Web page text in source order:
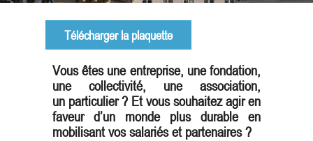
Télécharger la plaquette
Vous êtes une entreprise, une fondation,
une collectivité, une association,
un particulier ? Et vous souhaitez agir en
faveur d’un monde plus durable en
mobilisant vos salariés et partenaires ?